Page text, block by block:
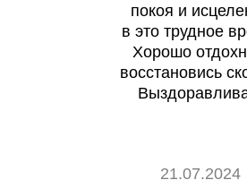
покоя и
в это трудное
Хорошо
восстановись
21.07.2024